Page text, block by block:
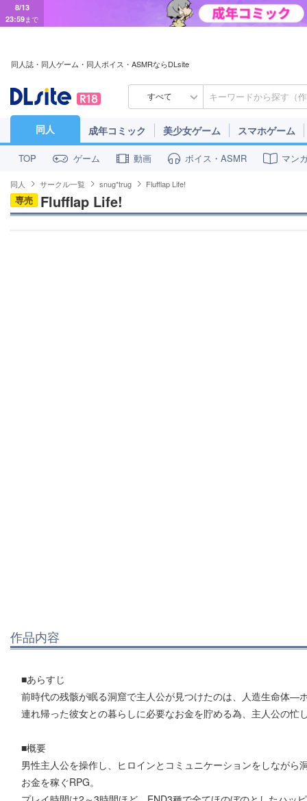
8/13
23:59まで
同人誌・同人ゲーム・同人ボイス・ASMRならDLsite
すべて
同人 成年コミック 美少女ゲーム スマホゲーム
TOP ゲーム 動画 ボイス・ASMR マン
同人 サークル一覧 snug*trug Flufflap Life!
専売 Flufflap Life!
作品内容
■あらすじ
前時代の残骸が眠る洞窟で主人公が見つけたのは、人造生命体―
連れ帰った彼女との暮らしに必要なお金を貯める為、主人公の忙
■概要
男性主人公を操作し、ヒロインとコミュニケーションをしなが
お金を稼ぐRPG。